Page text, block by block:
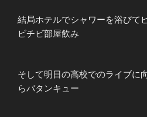
結局ホテルでシャワーを浴びて
ビチビ部屋飲み
そして明日の高校でのライブに
らバタンキュー